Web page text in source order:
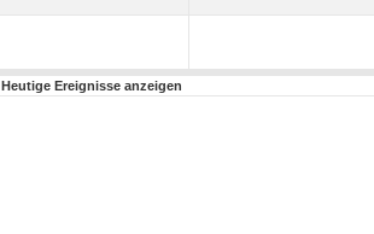
Heutige Ereignisse anzeigen